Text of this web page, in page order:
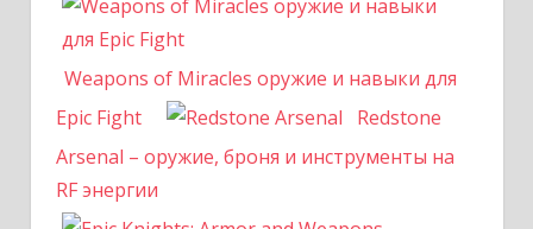
Weapons of Miracles оружие и навыки для
Epic Fight
Redstone
Arsenal – оружие, броня и инструменты на
RF энергии